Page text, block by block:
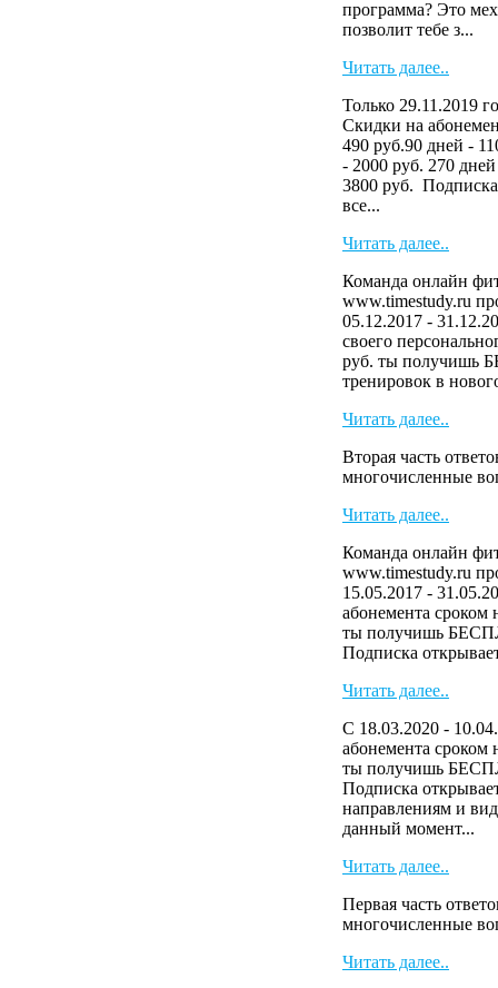
программа? Это
позволит тебе з...
Читать далее..
Только 29.11.2019
Скидки на
490 руб.90 дней -
- 2000 руб. 270
3800 руб.
все...
Читать далее..
Команда онлайн
www.timestudy.ru
05.12.2017 -
своего
руб. ты получишь
тренировок в
Читать далее..
Вторая часть
многочисленные
Читать далее..
Команда онлайн
www.timestudy.ru
15.05.2017 -
абонемента сроком
ты получишь
Подписка
Читать далее..
С 18.03.2020 -
абонемента сроком
ты получишь
Подписка
направлениям и
данный момент...
Читать далее..
Первая часть
многочисленные
Читать далее..